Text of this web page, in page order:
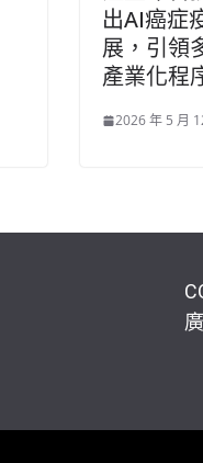
出AI癌症
展，引領
產業化程
2026 年 5 月